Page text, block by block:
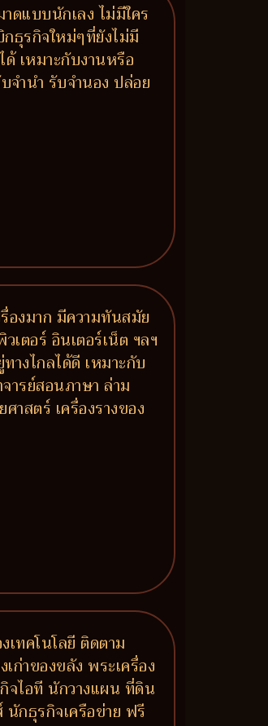
ดแบบนักเลง ไม่มีใคร
ธุรกิจใหม่ๆที่ยังไม่มี
เหมาะกับงานหรือ
จำนำ รับจำนอง ปล่อย
องมาก มีความทันสมัย
เตอร์ อินเตอร์เน็ต ฯลฯ
างไกลได้ดี เหมาะกับ
ารย์สอนภาษา ล่าม
สตร์ เครื่องรางของ
ทคโนโลยี ติดตาม
ก่าของขลัง พระเครื่อง
จไอที นักวางแผน ที่ดิน
กธุรกิจเครือข่าย ฟรี